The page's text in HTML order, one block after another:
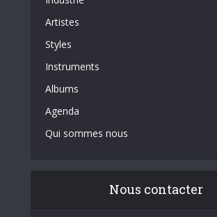
Artistes
Styles
Instruments
Albums
Agenda
Qui sommes nous
Nous contacter